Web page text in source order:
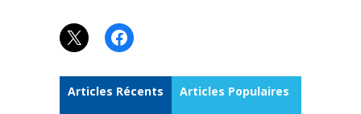
X Facebook
Articles Récents Articles Populaires